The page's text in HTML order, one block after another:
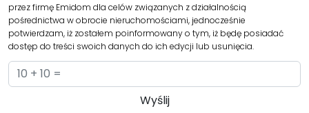
przez firmę Emidom dla celów związanych z działalnością
pośrednictwa w obrocie nieruchomościami, jednocześnie
potwierdzam, iż zostałem poinformowany o tym, iż będę posiadać
dostęp do treści swoich danych do ich edycji lub usunięcia.